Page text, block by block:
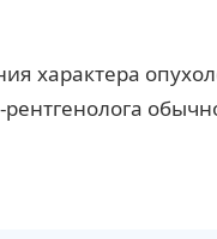
характера